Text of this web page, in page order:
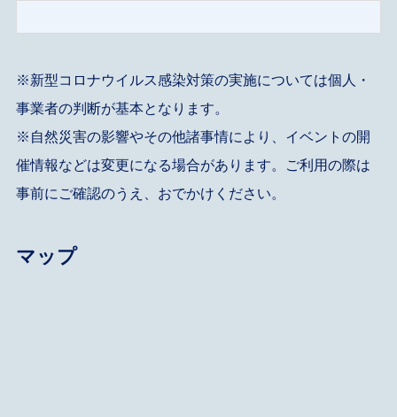
※新型コロナウイルス感染対策の実施については個人・
事業者の判断が基本となります。
※自然災害の影響やその他諸事情により、イベントの開
催情報などは変更になる場合があります。ご利用の際は
事前にご確認のうえ、おでかけください。
マップ